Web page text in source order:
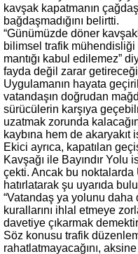
kavşak kapatmanın
bağdaşmadığını belirtti.
“Günümüzde döner
bilimsel trafik mühendisliği
mantığı kabul edilemez”
fayda değil zarar
Uygulamanın hayata
vatandaşın doğrudan
sürücülerin karşıya
uzatmak zorunda
kaybına hem de akaryakıt
Ekici ayrıca, kapatılan
Kavşağı ile Bayındır
çekti. Ancak bu
hatırlatarak şu uyarıda
“Vatandaş ya yolunu
kurallarını ihlal etmeye
davetiye çıkarmak
Söz konusu trafik
rahatlatmayacağını,